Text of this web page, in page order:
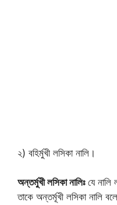
২) বহির্মুখী লসিকা নালি।
অন্তর্মুখী লসিকা নালিঃযে নালি
তাকে অন্তর্মূখী লসিকা নালি